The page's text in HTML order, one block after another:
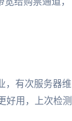
，有次服务器维
好用，上次检测